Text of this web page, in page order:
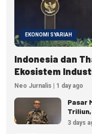
EKONOMI SYARIAH
Indonesia dan
Ekosistem
Neo Jurnalis | 1 day ago
Pasar
3 days